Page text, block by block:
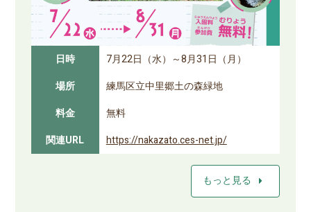
日時
7月22日（水）～8月31日（月）
場所
練馬区立中里郷土の森緑地
料金
無料
関連URL
https://nakazato.ces-net.jp/
もっと見る arrow_right